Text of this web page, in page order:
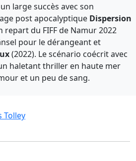
large succès avec son
post apocalyptique Dispersion
repart du FIFF de Namur 2022
pour le dérangeant et
(2022). Le scénario coécrit avec
haletant thriller en haute mer
et un peu de sang.
Tolley